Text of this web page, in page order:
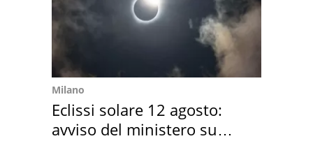
Milano
Eclissi solare 12 agosto:
avviso del ministero su